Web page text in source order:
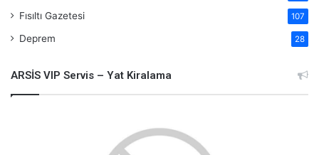
Fısıltı Gazetesi 107
Deprem 28
ARSİS VIP Servis – Yat Kiralama